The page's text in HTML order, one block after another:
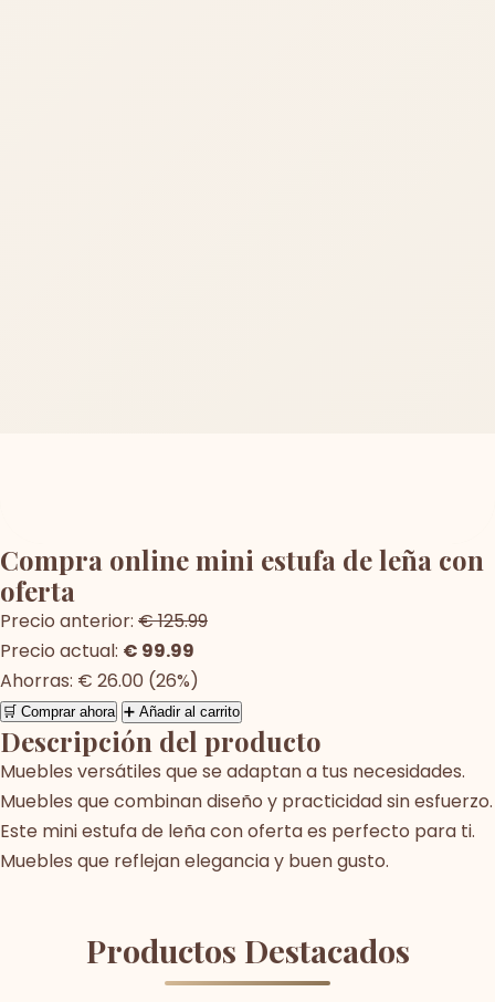
Compra online mini estufa de leña con
oferta
Precio anterior: € 125.99
Precio actual: € 99.99
Ahorras: € 26.00 (26%)
🛒 Comprar ahora ➕ Añadir al carrito
Descripción del producto
Muebles versátiles que se adaptan a tus necesidades.
Muebles que combinan diseño y practicidad sin esfuerzo.
Este mini estufa de leña con oferta es perfecto para ti.
Muebles que reflejan elegancia y buen gusto.
Productos Destacados